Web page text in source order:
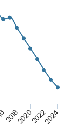
2018202020222024